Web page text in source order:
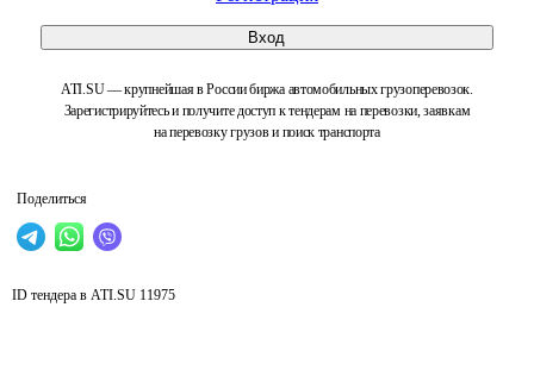
Вход
ATI.SU — крупнейшая в России биржа автомобильных грузоперевозок.
Зарегистрируйтесь и получите доступ к тендерам на перевозки, заявкам
на перевозку грузов и поиск транспорта
Поделиться
ID тендера в ATI.SU 11975